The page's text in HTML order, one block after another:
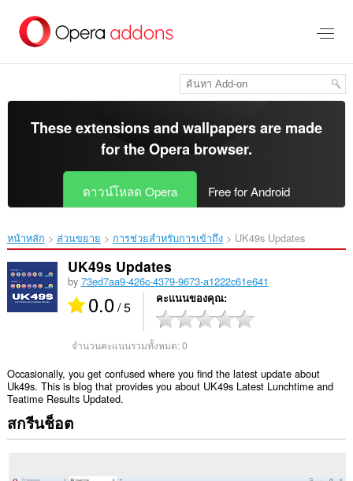
These extensions and wallpapers are made
for theOpera browser.
ดาวน์โหลด Opera Free for Android
หน้าหลัก ส่วนขยาย การช่วยสำหรับการเข้าถึง UK49s Updates‎
UK49s Updates
by 73ed7aa9-426c-4379-9673-a1222c61e641
0.0/ 5 คะแนนของคุณ
จำนวนคะแนนรวมทั้งหมด:0
Occasionally, you get confused where you find the latest update about
Uk49s. This is blog that provides you about UK49s Latest Lunchtime and
Teatime Results Updated.
สกรีนช็อต